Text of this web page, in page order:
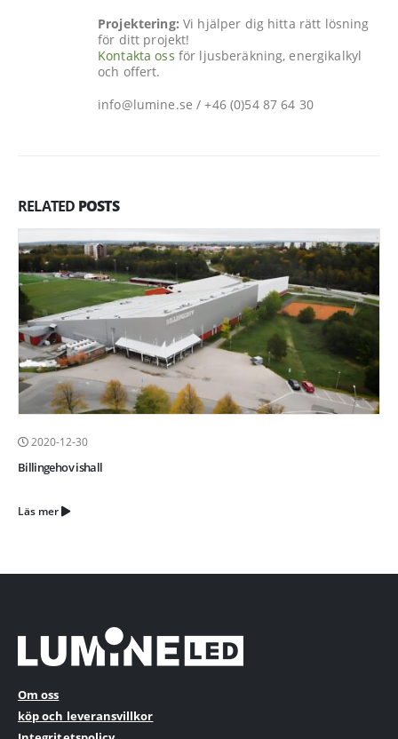
Projektering: Vi hjälper dig hitta rätt lösning
för ditt projekt!
Kontakta oss för ljusberäkning, energikalkyl
och offert.
info@lumine.se / +46 (0)54 87 64 30
RELATED POSTS
2020-12-30
Billingehov ishall
Läs mer
Om oss
köp och leveransvillkor